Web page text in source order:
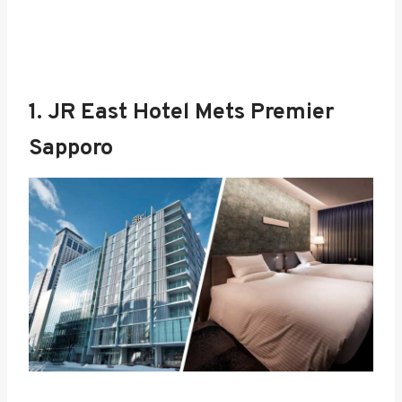
1. JR East Hotel Mets Premier
Sapporo